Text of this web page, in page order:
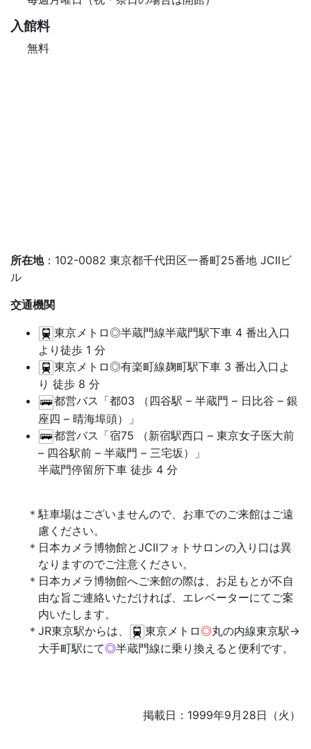
入館料
無料
所在地：102-0082 東京都千代田区一番町25番地 JCIIビ
ル
交通機関
東京メトロ◎半蔵門線半蔵門駅下車 4 番出入口
より徒歩 1 分
東京メトロ◎有楽町線麹町駅下車 3 番出入口よ
り 徒歩 8 分
都営バス「都03 （四谷駅 – 半蔵門 – 日比谷 – 銀
座四 – 晴海埠頭）」
都営バス「宿75 （新宿駅西口 – 東京女子医大前
– 四谷駅前 – 半蔵門 – 三宅坂）」
半蔵門停留所下車 徒歩 4 分
駐車場はございませんので、お車でのご来館はご遠
慮ください。
日本カメラ博物館とJCIIフォトサロンの入り口は異
なりますのでご注意ください。
日本カメラ博物館へご来館の際は、お足もとが不自
由な旨ご連絡いただければ、エレベーターにてご案
内いたします。
JR東京駅からは、
東京メトロ◎丸の内線東京駅→
大手町駅にて◎半蔵門線に乗り換えると便利です。
掲載日：1999年9月28日（火）